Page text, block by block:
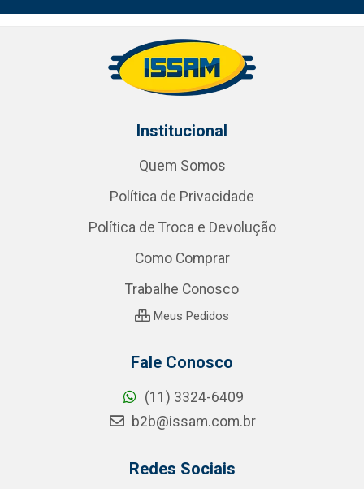
Institucional
Quem Somos
Política de Privacidade
Política de Troca e Devolução
Como Comprar
Trabalhe Conosco
Meus Pedidos
Fale Conosco
(11) 3324-6409
b2b@issam.com.br
Redes Sociais